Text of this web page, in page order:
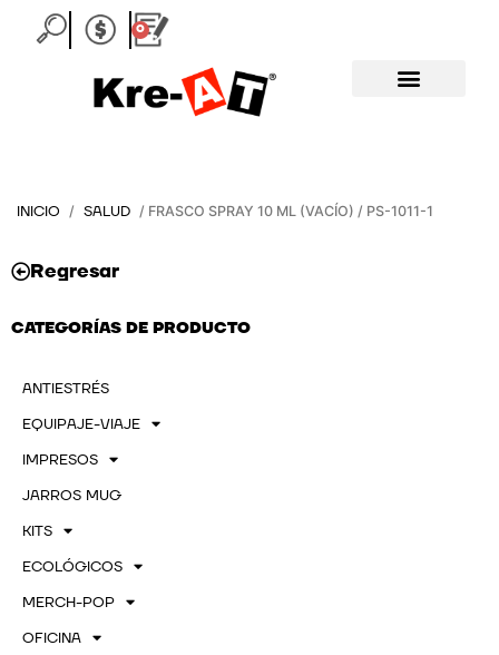
0
Carrito
INICIO / SALUD / FRASCO SPRAY 10 ML (VACÍO) / PS-1011-1
Regresar
CATEGORÍAS DE PRODUCTO
ANTIESTRÉS
EQUIPAJE-VIAJE
IMPRESOS
JARROS MUG
KITS
ECOLÓGICOS
MERCH-POP
OFICINA